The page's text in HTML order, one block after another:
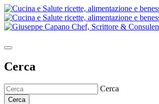
Cerca
Cerca
Cerca